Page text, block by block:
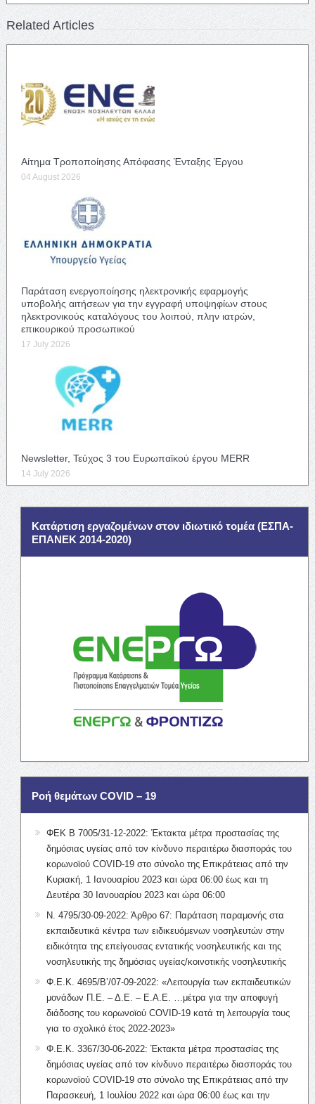
Related Articles
Αίτημα Τροποποίησης Απόφασης Ένταξης Έργου
04 August 2026
Παράταση ενεργοποίησης ηλεκτρονικής εφαρμογής
υποβολής αιτήσεων για την εγγραφή υποψηφίων στους
ηλεκτρονικούς καταλόγους του λοιπού, πλην ιατρών,
επικουρικού προσωπικού
17 July 2026
Newsletter, Τεύχος 3 του Ευρωπαϊκού έργου MERR
14 July 2026
Κατάρτιση εργαζομένων στον ιδιωτικό τομέα (ΕΣΠΑ-
ΕΠΑΝΕΚ 2014-2020)
Ροή θεμάτων COVID – 19
ΦΕΚ Β 7005/31-12-2022: Έκτακτα μέτρα προστασίας της
δημόσιας υγείας από τον κίνδυνο περαιτέρω διασποράς του
κορωνοϊού COVID-19 στο σύνολο της Επικράτειας από την
Κυριακή, 1 Ιανουαρίου 2023 και ώρα 06:00 έως και τη
Δευτέρα 30 Ιανουαρίου 2023 και ώρα 06:00
Ν. 4795/30-09-2022: Άρθρο 67: Παράταση παραμονής στα
εκπαιδευτικά κέντρα των ειδικευόμενων νοσηλευτών στην
ειδικότητα της επείγουσας εντατικής νοσηλευτικής και της
νοσηλευτικής της δημόσιας υγείας/κοινοτικής νοσηλευτικής
Φ.Ε.Κ. 4695/Β’/07-09-2022: «Λειτουργία των εκπαιδευτικών
μονάδων Π.Ε. – Δ.Ε. – Ε.Α.Ε. …μέτρα για την αποφυγή
διάδοσης του κορωνοϊού COVID-19 κατά τη λειτουργία τους
για το σχολικό έτος 2022-2023»
Φ.Ε.Κ. 3367/30-06-2022: Έκτακτα μέτρα προστασίας της
δημόσιας υγείας από τον κίνδυνο περαιτέρω διασποράς του
κορωνοϊού COVID-19 στο σύνολο της Επικράτειας από την
Παρασκευή, 1 Ιουλίου 2022 και ώρα 06:00 έως και την